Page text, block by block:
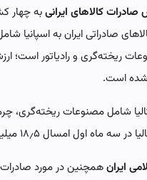
صادرات کالاهای ایرانیبه چهار
صادراتی ایران به اسپانیا
ریخته‌گری و رادیاتور است؛
شامل مصنوعات ریخته‌گری،
۱۸٫۵ میلیون دلار بوده است.
ایرانهمچنین در مورد صادرات